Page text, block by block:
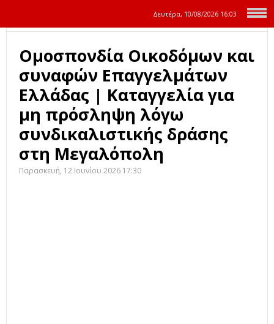
Δευτέρα, 10/08/2026 16:03
Ομοσπονδία Οικοδόμων και
συναφών Επαγγελμάτων
Ελλάδας | Καταγγελία για
μη πρόσληψη λόγω
συνδικαλιστικής δράσης
στη Μεγαλόπολη
Παρασκευή, 12 Ιουνίου 2026 17:30